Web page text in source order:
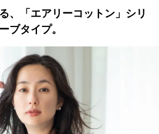
、「エアリーコットン」シリ
ブタイプ。